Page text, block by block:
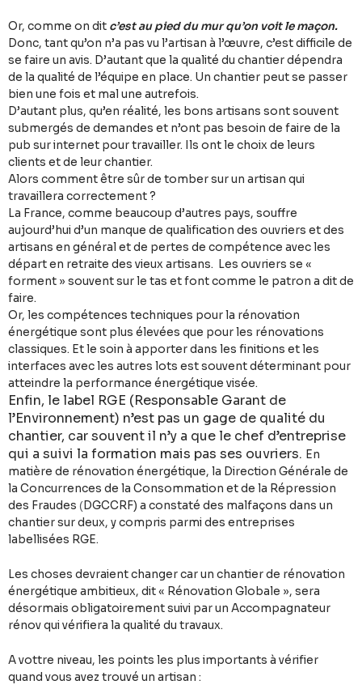
Or, comme on dit c’est au pied du mur qu’on voit le maçon.
Donc, tant qu’on n’a pas vu l’artisan à l’œuvre, c’est difficile de
se faire un avis. D’autant que la qualité du chantier dépendra
de la qualité de l’équipe en place. Un chantier peut se passer
bien une fois et mal une autrefois.
D’autant plus, qu’en réalité, les bons artisans sont souvent
submergés de demandes et n’ont pas besoin de faire de la
pub sur internet pour travailler. Ils ont le choix de leurs
clients et de leur chantier.
Alors comment être sûr de tomber sur un artisan qui
travaillera correctement ?
La France, comme beaucoup d’autres pays, souffre
aujourd’hui d’un manque de qualification des ouvriers et des
artisans en général et de pertes de compétence avec les
départ en retraite des vieux artisans. Les ouvriers se «
forment » souvent sur le tas et font comme le patron a dit de
faire.
Or, les compétences techniques pour la rénovation
énergétique sont plus élevées que pour les rénovations
classiques. Et le soin à apporter dans les finitions et les
interfaces avec les autres lots est souvent déterminant pour
atteindre la performance énergétique visée.
Enfin, le label RGE (Responsable Garant de
l’Environnement) n’est pas un gage de qualité du
chantier, car souvent il n’y a que le chef d’entreprise
qui a suivi la formation mais pas ses ouvriers. En
matière de rénovation énergétique, la Direction Générale de
la Concurrences de la Consommation et de la Répression
des Fraudes (DGCCRF) a constaté des malfaçons dans un
chantier sur deux, y compris parmi des entreprises
labellisées RGE.
Les choses devraient changer car un chantier de rénovation
énergétique ambitieux, dit « Rénovation Globale », sera
désormais obligatoirement suivi par un Accompagnateur
rénov qui vérifiera la qualité du travaux.
A vottre niveau, les points les plus importants à vérifier
quand vous avez trouvé un artisan :